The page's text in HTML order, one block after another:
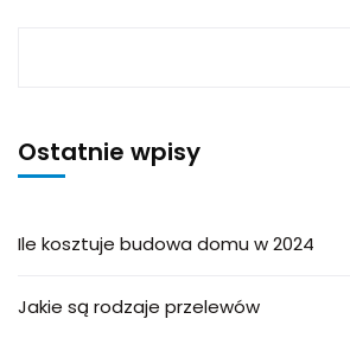
Ostatnie wpisy
Ile kosztuje budowa domu w 2024
Jakie są rodzaje przelewów